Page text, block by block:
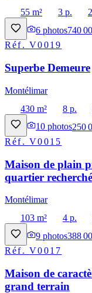
55 m²
3 p.
6 photos740
Réf.V0019
Superbe Demeure
Montélimar
430 m²
8 p.
10 photos250
Réf.V0015
Maison de plain
quartier
Montélimar
103 m²
4 p.
9 photos388
Réf.V0017
Maison de
grand terrain